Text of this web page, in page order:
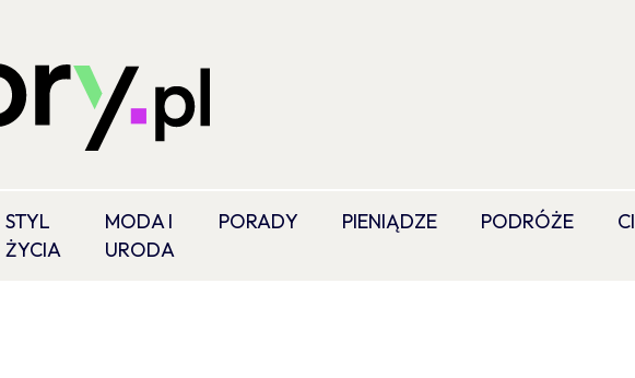
STYL
ŻYCIA
MODA I
URODA
PORADY PIENIĄDZE PODRÓŻE